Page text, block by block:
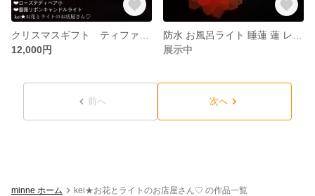
12,000円
展示中
前へ 次へ
minne ホーム kei★お花とライトのお店屋さん♡ の作品一覧